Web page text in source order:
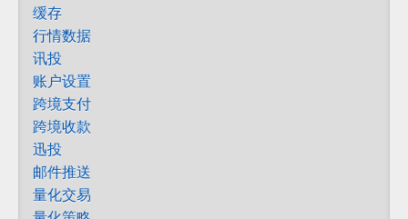
缓存
行情数据
讯投
账户设置
跨境支付
跨境收款
迅投
邮件推送
量化交易